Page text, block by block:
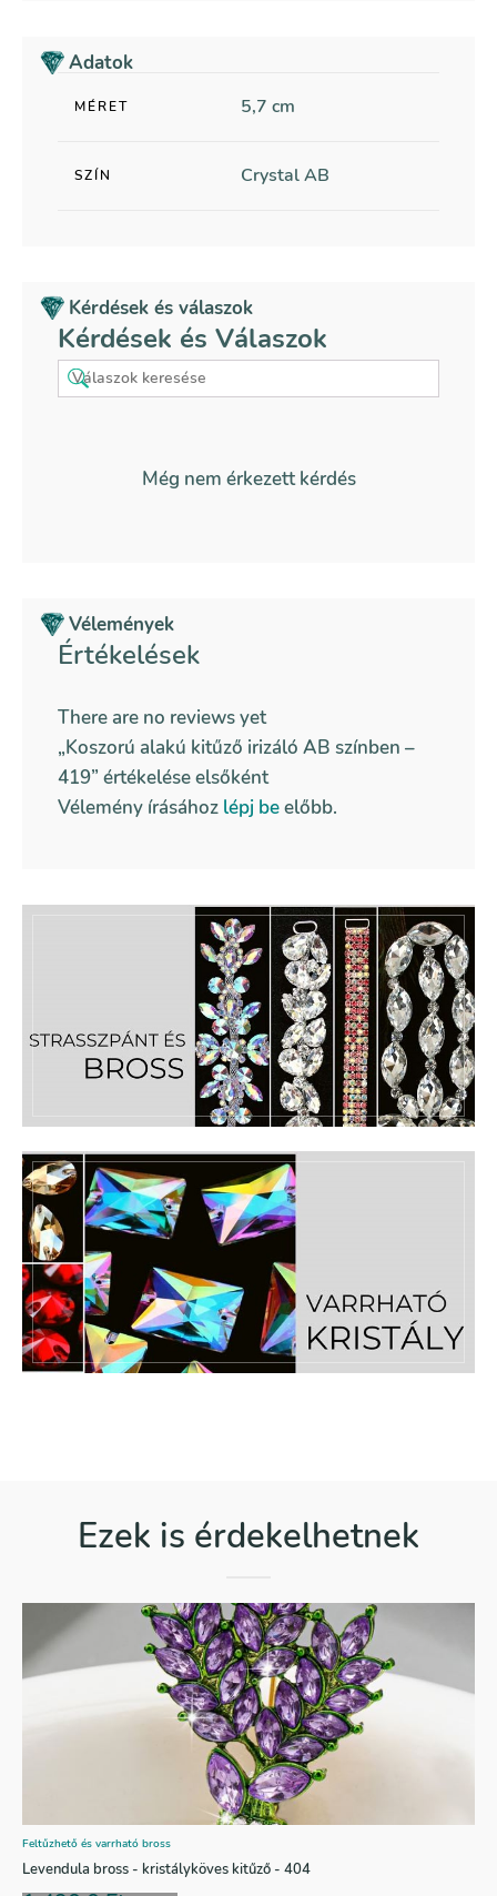
Adatok
MÉRET 5,7 cm
SZÍN Crystal AB
Kérdések és válaszok
Kérdések és Válaszok
Még nem érkezett kérdés
Vélemények
Értékelések
There are no reviews yet
„Koszorú alakú kitűző irizáló AB színben –
419” értékelése elsőként
Vélemény írásához lépj beelőbb.
Ezek is érdekelhetnek
Feltűzhető és varrható bross
Levendula bross - kristályköves kitűző - 404